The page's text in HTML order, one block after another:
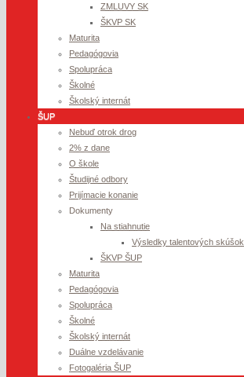
ZMLUVY SK
ŠKVP SK
Maturita
Pedagógovia
Spolupráca
Školné
Školský internát
ŠUP
Nebuď otrok drog
2% z dane
O škole
Študijné odbory
Prijímacie konanie
Dokumenty
Na stiahnutie
Výsledky talentových skúšok
ŠKVP ŠUP
Maturita
Pedagógovia
Spolupráca
Školné
Školský internát
Duálne vzdelávanie
Fotogaléria ŠUP